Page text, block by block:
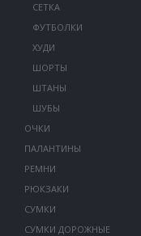
СЕТКА
ФУТБОЛКИ
ХУДИ
ШОРТЫ
ШТАНЫ
ШУБЫ
ОЧКИ
ПАЛАНТИНЫ
РЕМНИ
РЮКЗАКИ
СУМКИ
СУМКИ ДОРОЖНЫЕ